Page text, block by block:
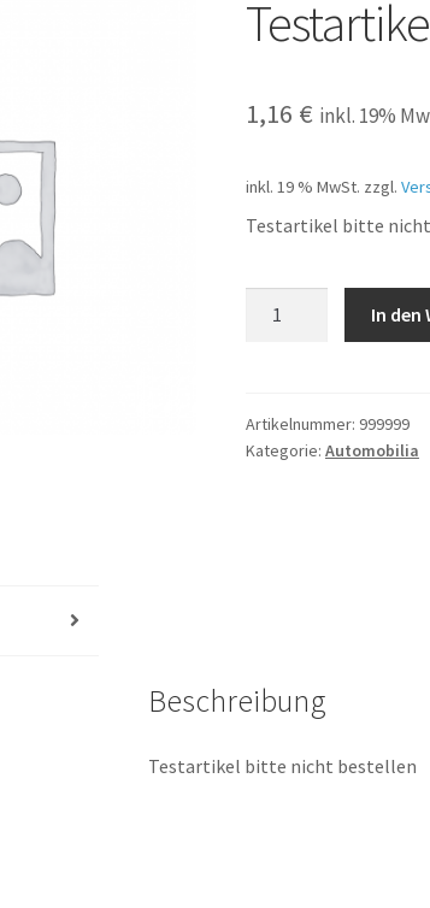
1,16 € inkl. 19%
inkl. 19 % MwSt. zzgl.
Testartikel bitte
Menge
In den
Artikelnummer: 999999
Kategorie: Automobilia
Beschreibung
Testartikel bitte nicht bestellen